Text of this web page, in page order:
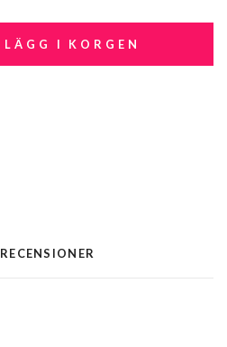
LÄGG I KORGEN
RECENSIONER